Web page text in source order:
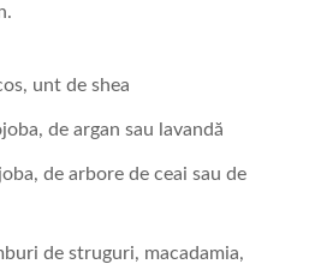
unt de shea
de argan sau lavandă
de arbore de ceai sau de
de struguri, macadamia,